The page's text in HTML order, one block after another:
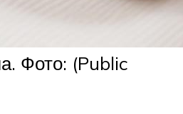
Фото: (Public